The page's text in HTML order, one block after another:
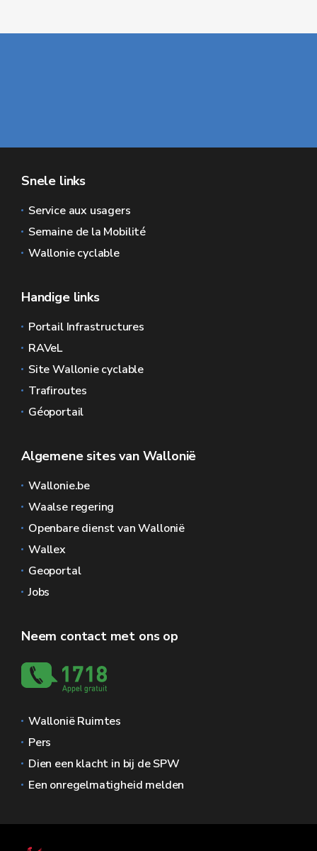
Snele links
Service aux usagers
Semaine de la Mobilité
Wallonie cyclable
Handige links
Portail Infrastructures
RAVeL
Site Wallonie cyclable
Trafiroutes
Géoportail
Algemene sites van Wallonië
Wallonie.be
Waalse regering
Openbare dienst van Wallonië
Wallex
Geoportal
Jobs
Neem contact met ons op
Wallonië Ruimtes
Pers
Dien een klacht in bij de SPW
Een onregelmatigheid melden